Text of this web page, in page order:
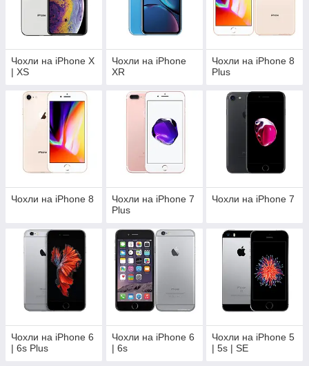
Чохли на iPhone X
| XS
Чохли на iPhone
XR
Чохли на iPhone 8
Plus
Чохли на iPhone 8
Чохли на iPhone 7
Plus
Чохли на iPhone 7
Чохли на iPhone 6
| 6s Plus
Чохли на iPhone 6
| 6s
Чохли на iPhone 5
| 5s | SE